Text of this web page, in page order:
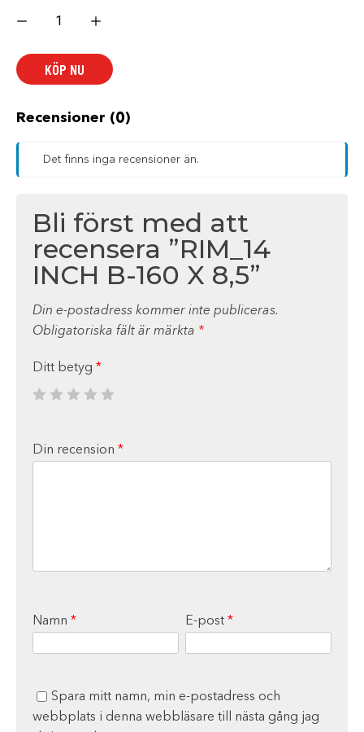
INCH
8,5
mängd
KÖP NU
Recensioner (0)
Det finns inga recensioner än.
Bli först med att
recensera ”RIM_14
INCH B-160 X 8,5”
Din e-postadress kommer inte publiceras.
Obligatoriska fält är märkta *
Ditt betyg *
Din recension *
Namn * E-post *
Spara mitt namn, min e-postadress och
webbplats i denna webbläsare till nästa gång jag